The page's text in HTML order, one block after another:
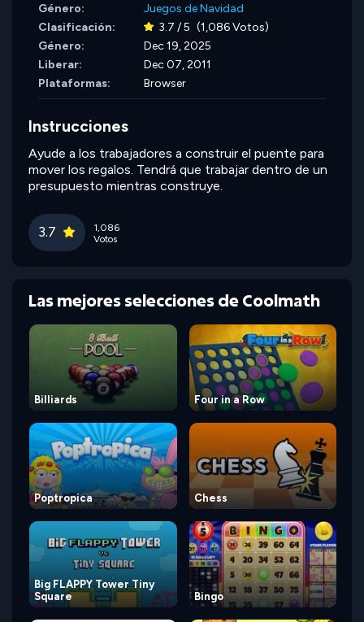
Género:
Juegos de Navidad
Clasificación:
3.7 / 5 (1,086 Votos)
Género:
Dec 19, 2025
Liberar:
Dec 07, 2011
Plataformas:
Browser
Instrucciones
Ayude a los trabajadores a construir el puente para
mover los regalos. Tendrá que trabajar dentro de un
presupuesto mientras construye.
3.7
1,086
Votos
Las mejores selecciones de Coolmath
Billiards Four in a Row
Poptropica Chess
Big FLAPPY Tower Tiny
Square
Bingo